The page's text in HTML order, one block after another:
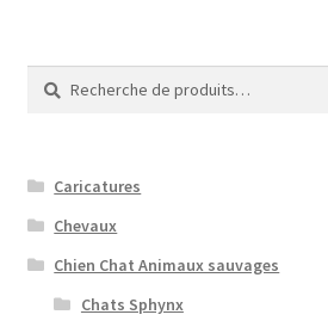
Recherche
pour :
Recherche
Caricatures
Chevaux
Chien Chat Animaux sauvages
Chats Sphynx